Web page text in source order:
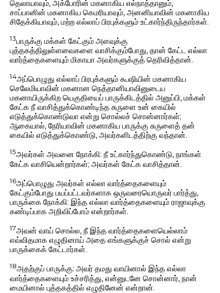
தெலாயாவும், அக்போரின் மகனாகிய எல்நாத்தானும்,
சாப்பானின் மகனாகிய கெமரியாவும், அனனியாவின் மகனாகிய
சிதேக்கியாவும், மற்ற எல்லாப் பிரபுக்களும் உட்கார்ந்திருந்தார்கள்.
13பாருக்கு மக்கள் கேட்கும் அளவுக்கு
புத்தகத்திலுள்ளவைகளை வாசிக்கும்போது, தான் கேட்ட எல்லா
வார்த்தைகளையும் மிகாயா அவர்களுக்குத் தெரிவித்தான்.
14அப்பொழுது எல்லாப் பிரபுக்களும் கூஷியின் மகனாகிய
செலேமியாவின் மகனான நெத்தானியாவினுடைய
மகனாயிருக்கிற யெகுதியைப் பாருக்கிடத்தில் அனுப்பி, மக்கள்
கேட்க நீ வாசித்துக்கொண்டிந்த சுருளை உன் கையில்
எடுத்துக்கொண்டுவா என்று சொல்லச் சொன்னார்கள்;
ஆகையால், நேரியாவின் மகனாகிய பாருக்கு சுருளைத் தன்
கையில் எடுத்துக்கொண்டு, அவர்களிடத்திற்கு வந்தான்.
15அவர்கள் அவனை நோக்கி: நீ உட்கார்ந்துகொண்டு, நாங்கள்
கேட்க வாசியென்றார்கள்; அவர்கள் கேட்க வாசித்தான்.
16அப்பொழுது அவர்கள் எல்லா வார்த்தைகளையும்
கேட்கும்போது பயப்பட்டவர்களாக ஒருவரையொருவர் பார்த்து,
பாருக்கை நோக்கி: இந்த எல்லா வார்த்தைகளையும் ராஜாவுக்கு
கண்டிப்பாக அறிவிப்போம் என்றார்கள்.
17அவன் வாய் சொல்ல, நீ இந்த வார்த்தைகளையெல்லாம்
எவ்விதமாக எழுதினாய் அதை எங்களுக்குச் சொல் என்று
பாருக்கைக் கேட்டார்கள்.
18அதற்குப் பாருக்கு: அவர் தமது வாயினால் இந்த எல்லா
வார்த்தைகளையும் உச்சரித்து, என்னுடனே சொன்னார், நான்
மையினால் புத்தகத்தில் எழுதினேன் என்றான்.